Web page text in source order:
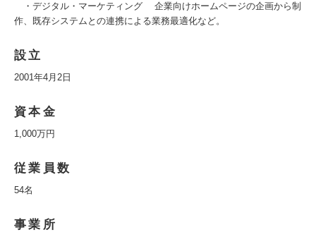
・デジタル・マーケティング 企業向けホームページの企画から制
作、既存システムとの連携による業務最適化など。
設立
2001年4月2日
資本金
1,000万円
従業員数
54名
事業所